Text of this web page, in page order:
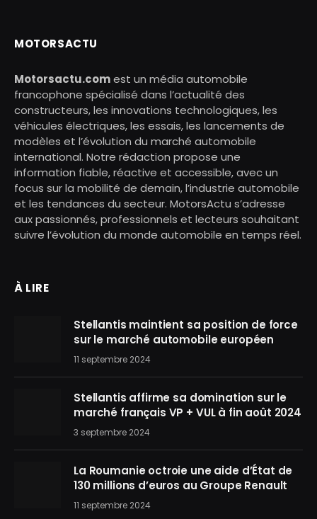
MOTORSACTU
Motorsactu.comest un média automobile
francophone spécialisé dans l’actualité des
constructeurs, les innovations technologiques, les
véhicules électriques, les essais, les lancements de
modèles et l’évolution du marché automobile
international. Notre rédaction propose une
information fiable, réactive et accessible, avec un
focus sur la mobilité de demain, l’industrie automobile
et les tendances du secteur. MotorsActu s’adresse
aux passionnés, professionnels et lecteurs souhaitant
suivre l’évolution du monde automobile en temps réel.
À LIRE
Stellantis maintient sa position de force
sur le marché automobile européen
11 septembre 2024
Stellantis affirme sa domination sur le
marché français VP + VUL à fin août 2024
3 septembre 2024
La Roumanie octroie une aide d’État de
130 millions d’euros au Groupe Renault
11 septembre 2024